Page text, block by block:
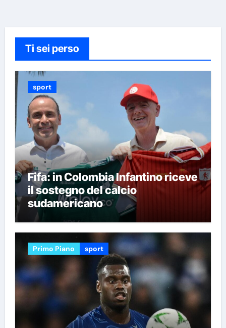
Ti sei perso
sport
Fifa: in Colombia Infantino riceve
il sostegno del calcio
sudamericano
Primo Piano sport